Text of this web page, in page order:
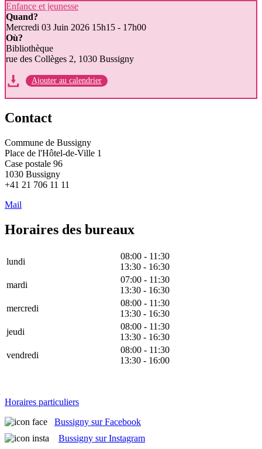
Enfance et jeunesse
Quand?
Mercredi 03 Juin 2026 15h15 - 17h00
Où?
Bibliothèque
rue des Collèges 2, 1030 Bussigny
Ajouter au calendrier
Contact
Commune de Bussigny
Place de l'Hôtel-de-Ville 1
Case postale 96
1030 Bussigny
+41 21 706 11 11
Mail
Horaires des bureaux
lundi
08:00 - 11:30
13:30 - 16:30
mardi
07:00 - 11:30
13:30 - 16:30
mercredi
08:00 - 11:30
13:30 - 16:30
jeudi
08:00 - 11:30
13:30 - 16:30
vendredi
08:00 - 11:30
13:30 - 16:00
Horaires particuliers
Bussigny sur Facebook
Bussigny sur Instagram